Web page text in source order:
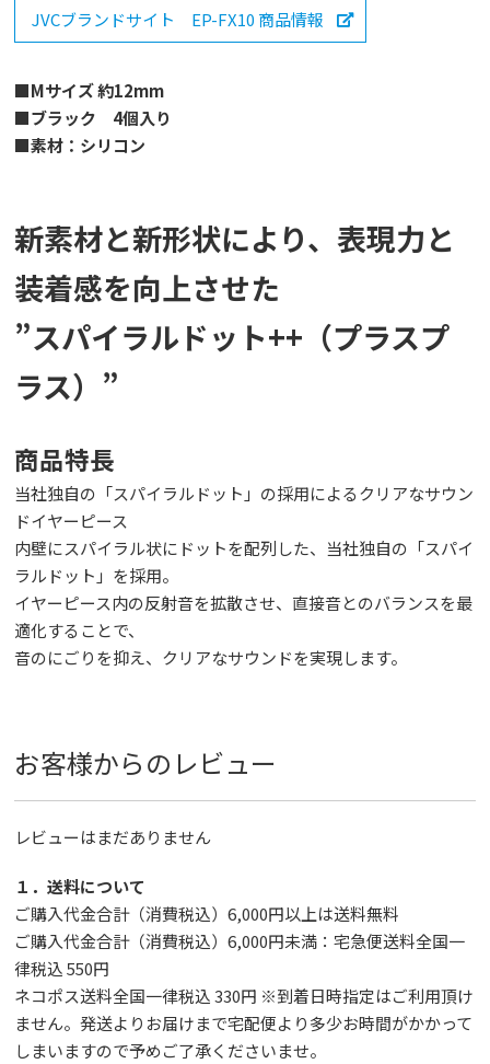
JVCブランドサイト EP-FX10 商品情報
■Mサイズ 約12mm
■ブラック 4個入り
■素材：シリコン
新素材と新形状により、表現力と
装着感を向上させた
”スパイラルドット++（プラスプ
ラス）”
商品特長
当社独自の「スパイラルドット」の採用によるクリアなサウン
ドイヤーピース
内壁にスパイラル状にドットを配列した、当社独自の「スパイ
ラルドット」を採用。
イヤーピース内の反射音を拡散させ、直接音とのバランスを最
適化することで、
音のにごりを抑え、クリアなサウンドを実現します。
お客様からのレビュー
レビューはまだありません
１．送料について
ご購入代金合計（消費税込）6,000円以上は送料無料
ご購入代金合計（消費税込）6,000円未満：宅急便送料全国一
律税込 550円
ネコポス送料全国一律税込 330円 ※到着日時指定はご利用頂け
ません。発送よりお届けまで宅配便より多少お時間がかかって
しまいますので予めご了承くださいませ。